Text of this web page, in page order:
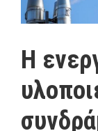
Η